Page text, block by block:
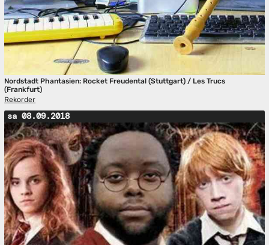
Nordstadt Phantasien: Rocket Freudental (Stuttgart) / Les Trucs
(Frankfurt)
Rekorder
sa 08.09.2018